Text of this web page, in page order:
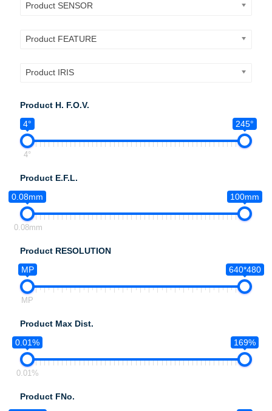
Product SENSOR
Product FEATURE
Product IRIS
Product H. F.O.V.
4°
245°
4°
Product E.F.L.
0.08mm
100mm
0.08mm
Product RESOLUTION
MP
640*480
MP
Product Max Dist.
0.01%
169%
0.01%
Product FNo.